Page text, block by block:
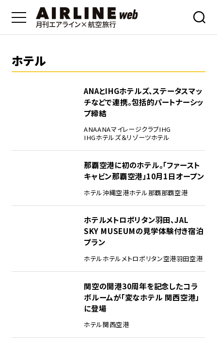
ホテル
ANAとIHGホテルズ、ステータスマッ
チなどで連携。包括的パートナーシッ
プ締結
ANAANAマイレージクラブIHG
IHGホテルズ＆リゾーツホテル
那覇空港に初のホテル。「ファースト
キャビン那覇空港」10月1日オープン
ホテル沖縄空港ホテル那覇那覇空港
ホテルメトロポリタン羽田、JAL
SKY MUSEUMの⾒学体験付き宿泊
プラン
ホテルホテルメトロポリタン空港羽田空港
関空の開港30周年を記念したコラ
ボルームが「変なホテル 関西空港」
に登場
ホテル関西空港